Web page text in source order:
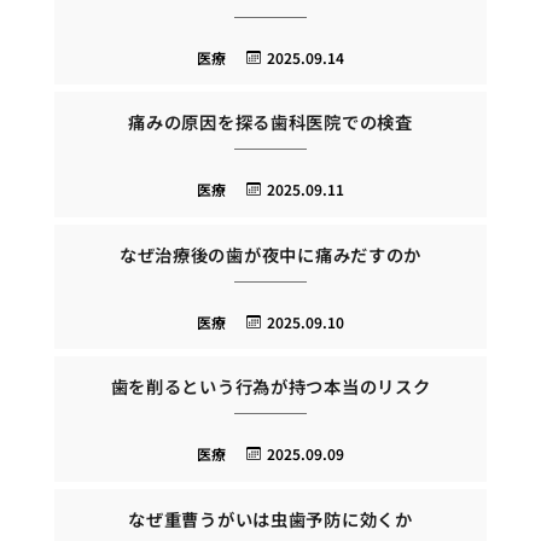
2025.09.14
医療
痛みの原因を探る歯科医院での検査
2025.09.11
医療
なぜ治療後の歯が夜中に痛みだすのか
2025.09.10
医療
歯を削るという行為が持つ本当のリスク
2025.09.09
医療
なぜ重曹うがいは虫歯予防に効くか